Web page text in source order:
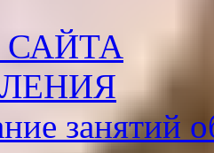
САЙТА
занятий